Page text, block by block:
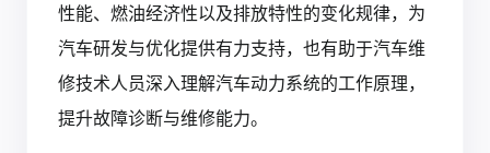
性能、燃油经济性以及排放特性的变化规律，为
汽车研发与优化提供有力支持，也有助于汽车维
修技术人员深入理解汽车动力系统的工作原理，
提升故障诊断与维修能力。